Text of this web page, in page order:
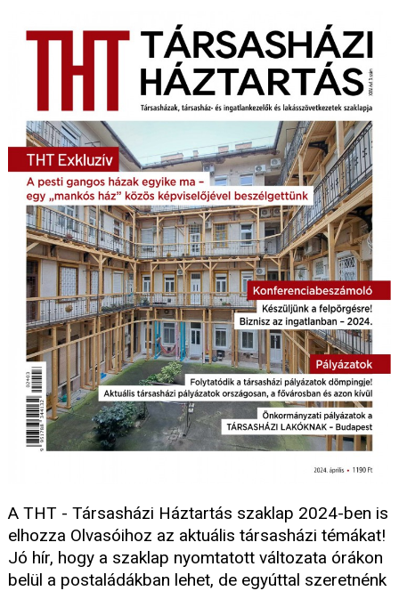
A THT - Társasházi Háztartás szaklap 2024-ben is
elhozza Olvasóihoz az aktuális társasházi témákat!
Jó hír, hogy a szaklap nyomtatott változata órákon
belül a postaládákban lehet, de egyúttal szeretnénk